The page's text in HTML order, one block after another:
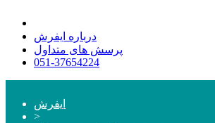
درباره ایفرش
پرسش های متداول
051-37654224
ایفرش
>